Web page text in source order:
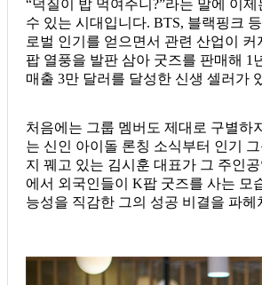
“덕질이 밥 먹여주니?”라는 말에 이
수 있는 시대입니다. BTS, 블랙핑크
로벌 인기를 얻으면서 관련 산업이 커
팝 열풍을 발판 삼아 굿즈를 판매해 1
매출 3만 달러를 달성한 신생 셀러가
처음에는 그룹 멤버도 제대로 구별하
는 신인 아이돌 론칭 소식부터 인기
지 꿰고 있는 김시훈 대표가 그 주인
에서 외국인들이 K팝 굿즈를 사는 모
능성을 직감한 그의 성공 비결을 파헤